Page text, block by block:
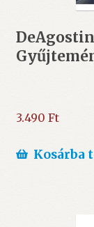
3.490 Ft
Kosárba